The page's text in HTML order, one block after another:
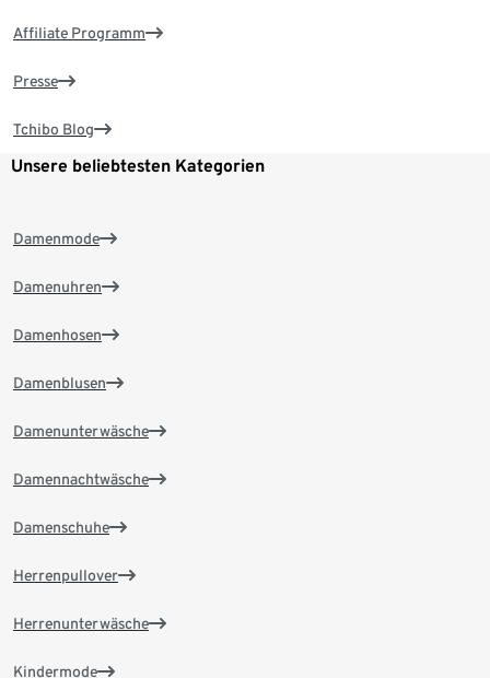
Affiliate Programm
Presse
Tchibo Blog
Unsere beliebtesten Kategorien
Damenmode
Damenuhren
Damenhosen
Damenblusen
Damenunterwäsche
Damennachtwäsche
Damenschuhe
Herrenpullover
Herrenunterwäsche
Kindermode